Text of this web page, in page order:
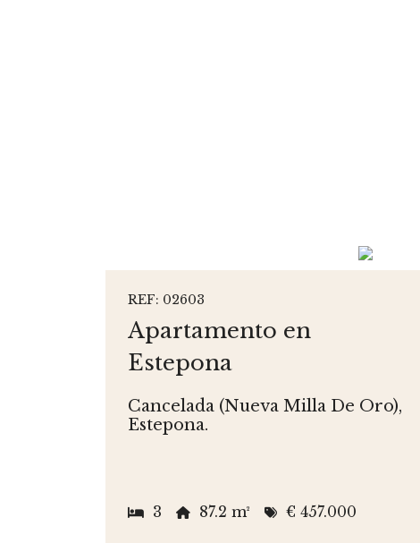
REF: 02603
Apartamento en
Estepona
Cancelada (Nueva Milla De Oro),
Estepona.
3 87.2 m² € 457.000